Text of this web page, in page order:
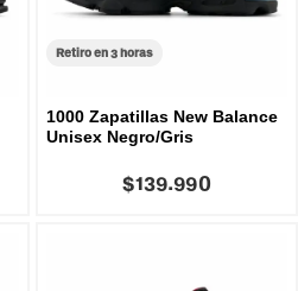
Retiro en 3 horas
1000 Zapatillas New Balance
Unisex Negro/Gris
$139.990